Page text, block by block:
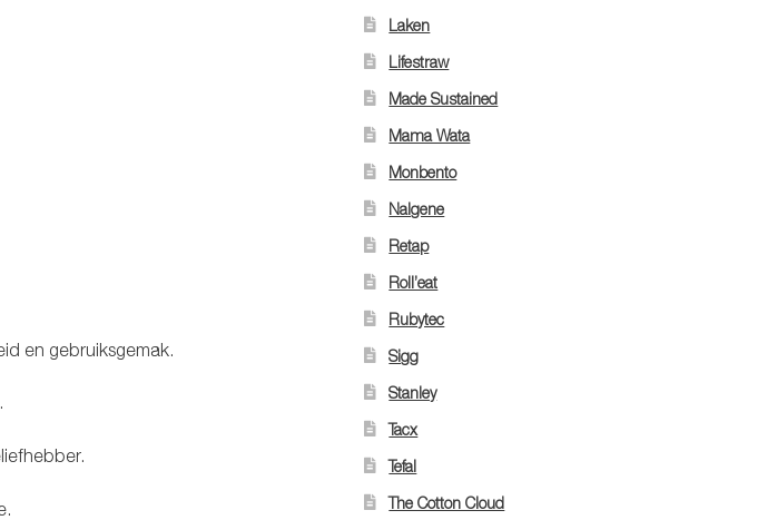
en gebruiksgemak.
Laken
Lifestraw
Made Sustained
Mama Wata
Monbento
Nalgene
Retap
Roll’eat
Rubytec
Sigg
Stanley
Tacx
Tefal
The Cotton Cloud